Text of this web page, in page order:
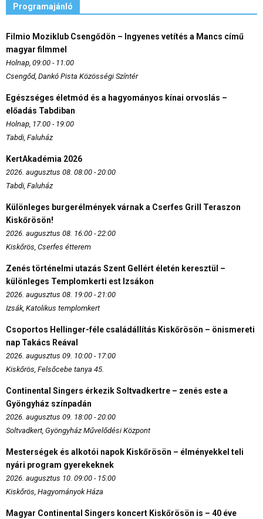
Programajánló
Filmio Moziklub Csengődön – Ingyenes vetítés a Mancs című
magyar filmmel
Holnap, 09:00 - 11:00
Csengőd, Dankó Pista Közösségi Színtér
Egészséges életmód és a hagyományos kínai orvoslás –
előadás Tabdiban
Holnap, 17:00 - 19:00
Tabdi, Faluház
KertAkadémia 2026
2026. augusztus 08. 08:00 - 20:00
Tabdi, Faluház
Különleges burgerélmények várnak a Cserfes Grill Teraszon
Kiskőrösön!
2026. augusztus 08. 16:00 - 22:00
Kiskőrös, Cserfes étterem
Zenés történelmi utazás Szent Gellért életén keresztül –
különleges Templomkerti est Izsákon
2026. augusztus 08. 19:00 - 21:00
Izsák, Katolikus templomkert
Csoportos Hellinger-féle családállítás Kiskőrösön – önismereti
nap Takács Reával
2026. augusztus 09. 10:00 - 17:00
Kiskőrös, Felsőcebe tanya 45.
Continental Singers érkezik Soltvadkertre – zenés este a
Gyöngyház színpadán
2026. augusztus 09. 18:00 - 20:00
Soltvadkert, Gyöngyház Művelődési Központ
Mesterségek és alkotói napok Kiskőrösön – élményekkel teli
nyári program gyerekeknek
2026. augusztus 10. 09:00 - 15:00
Kiskőrös, Hagyományok Háza
Magyar Continental Singers koncert Kiskőrösön is – 40 éve